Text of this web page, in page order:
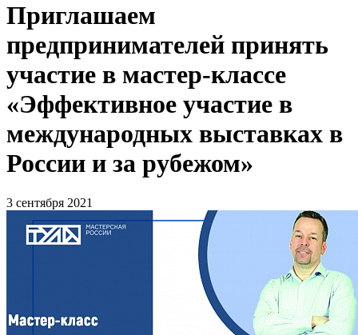
Приглашаем
предпринимателей принять
участие в мастер-классе
«Эффективное участие в
международных выставках в
России и за рубежом»
3 сентября 2021